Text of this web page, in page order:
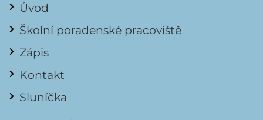
Úvod
Školní poradenské pracoviště
Zápis
Kontakt
Sluníčka